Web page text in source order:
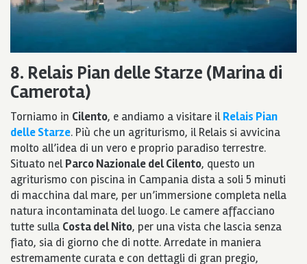
8. Relais Pian delle Starze (Marina di
Camerota)
Torniamo in Cilento, e andiamo a visitare ilRelais Pian
delle Starze. Più che un agriturismo, il Relais si avvicina
molto all’idea di un vero e proprio paradiso terrestre.
Situato nelParco Nazionale del Cilento, questo un
agriturismo con piscina in Campania dista a soli 5 minuti
di macchina dal mare, per un’immersione completa nella
natura incontaminata del luogo. Le camere affacciano
tutte sulla Costa del Nito, per una vista che lascia senza
fiato, sia di giorno che di notte. Arredate in maniera
estremamente curata e con dettagli di gran pregio,